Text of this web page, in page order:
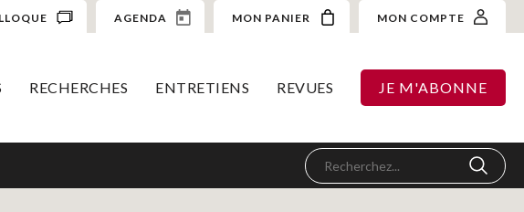
AGENDA MON PANIER MON COMPTE
RECHERCHES ENTRETIENS REVUES JE M'ABONNE